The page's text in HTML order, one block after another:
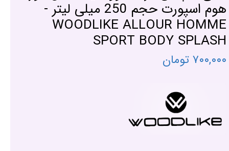
هوم اسپورت حجم 250 میلی لیتر -
WOODLIKE ALLOUR HOMME
SPORT BODY SPLASH
۷۰۰,۰۰۰ تومان